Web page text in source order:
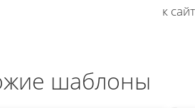
к
шаблоны